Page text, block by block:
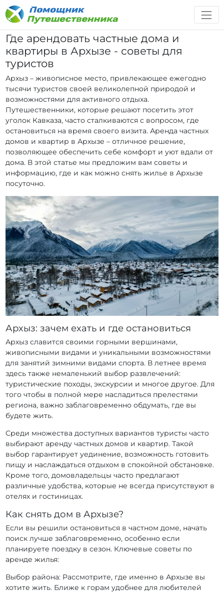
Где арендовать частные дома и
квартиры в Архызе - советы для
туристов
Архыз – живописное место, привлекающее ежегодно
тысячи туристов своей великолепной природой и
возможностями для активного отдыха.
Путешественники, которые решают посетить этот
уголок Кавказа, часто сталкиваются с вопросом, где
остановиться на время своего визита. Аренда частных
домов и квартир в Архызе – отличное решение,
позволяющее обеспечить себе комфорт и уют вдали от
дома. В этой статье мы предложим вам советы и
информацию, где и как можно снять жилье в Архызе
посуточно.
Архыз: зачем ехать и где остановиться
Архыз славится своими горными вершинами,
живописными видами и уникальными возможностями
для занятий зимними видами спорта. В летнее время
здесь также немаленький выбор развлечений:
туристические походы, экскурсии и многое другое. Для
того чтобы в полной мере насладиться прелестями
региона, важно заблаговременно обдумать, где вы
будете жить.
Среди множества доступных вариантов туристы часто
выбирают аренду частных домов и квартир. Такой
выбор гарантирует уединение, возможность готовить
пищу и наслаждаться отдыхом в спокойной обстановке.
Кроме того, домовладельцы часто предлагают
различные удобства, которые не всегда присутствуют в
отелях и гостиницах.
Как снять дом в Архызе?
Если вы решили остановиться в частном доме, начать
поиск лучше заблаговременно, особенно если
планируете поездку в сезон. Ключевые советы по
аренде жилья:
Выбор района: Рассмотрите, где именно в Архызе вы
хотите жить. Ближе к горам удобнее для любителей